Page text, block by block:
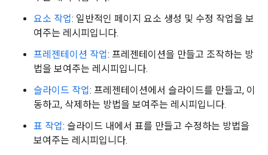
요소 작업: 일반적인 페이지 요소 생성 및 수정 작업을 보
여주는 레시피입니다.
프레젠테이션 작업: 프레젠테이션을 만들고 조작하는 방
법을 보여주는 레시피입니다.
슬라이드 작업: 프레젠테이션에서 슬라이드를 만들고, 이
동하고, 삭제하는 방법을 보여주는 레시피입니다.
표 작업: 슬라이드 내에서 표를 만들고 수정하는 방법을
보여주는 레시피입니다.